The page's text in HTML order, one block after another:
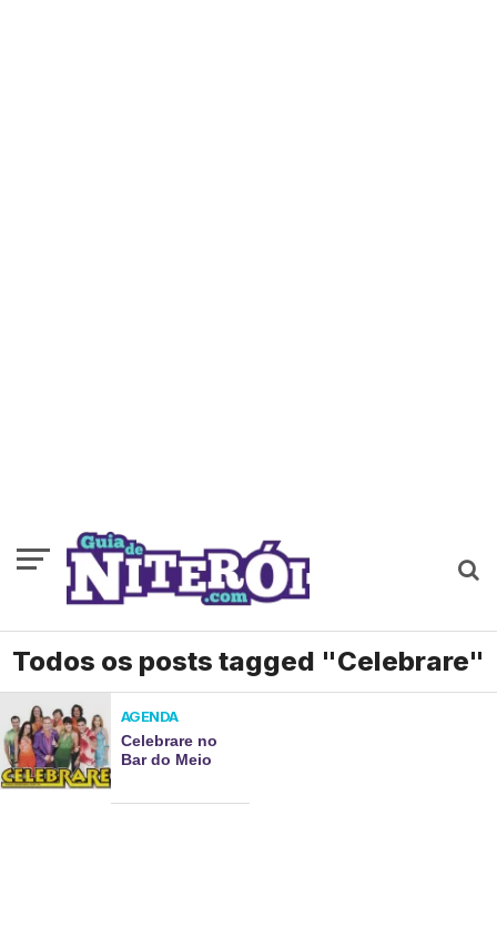
Todos os posts tagged "Celebrare"
AGENDA
Celebrare no
Bar do Meio